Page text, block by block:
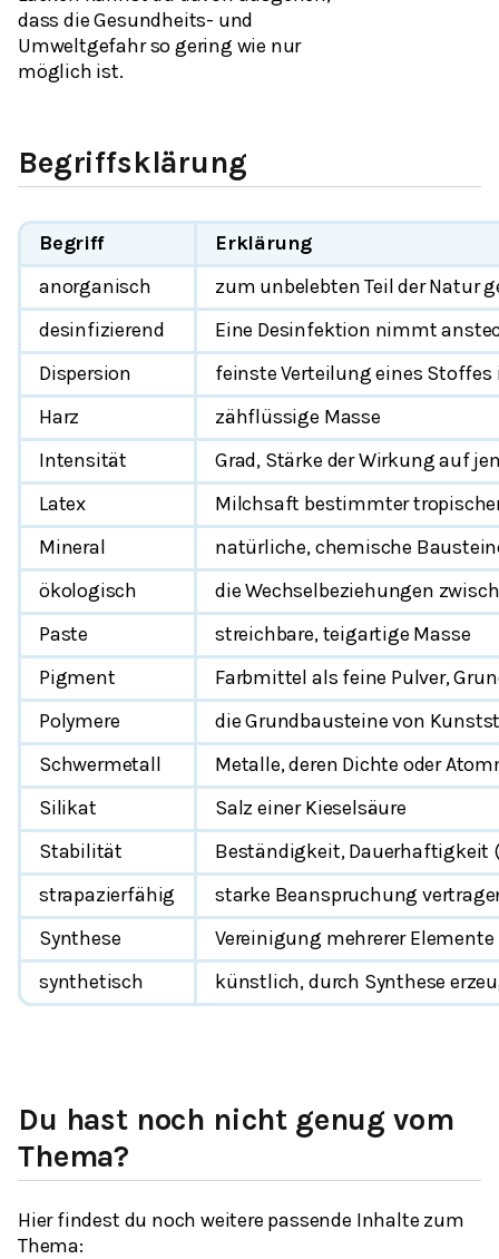
dass die Gesundheits- und
Umweltgefahr so gering wie nur
möglich ist.
Begriffsklärung
Begriff
Erklärung
anorganisch
zum unbelebten Teil der Natur
desinfizierend
Eine Desinfektion nimmt
Dispersion
feinste Verteilung eines Stoffes
Harz
zähflüssige Masse
Intensität
Grad, Stärke der Wirkung auf
Latex
Milchsaft bestimmter
Mineral
natürliche, chemische
ökologisch
die Wechselbeziehungen
Paste
streichbare, teigartige Masse
Pigment
Farbmittel als feine Pulver,
Polymere
die Grundbausteine von
Schwermetall
Metalle, deren Dichte oder
Silikat
Salz einer Kieselsäure
Stabilität
Beständigkeit, Dauerhaftigkeit
strapazierfähig
starke Beanspruchung
Synthese
Vereinigung mehrerer
synthetisch
künstlich, durch Synthese
Du hast noch nicht genug vom
Thema?
Hier findest du noch weitere passende Inhalte zum
Thema: